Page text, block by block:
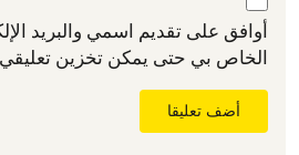
أوافق على تقديم اسمي والبريد
الخاص بي حتى يمكن تخزين
أضف تعليقا